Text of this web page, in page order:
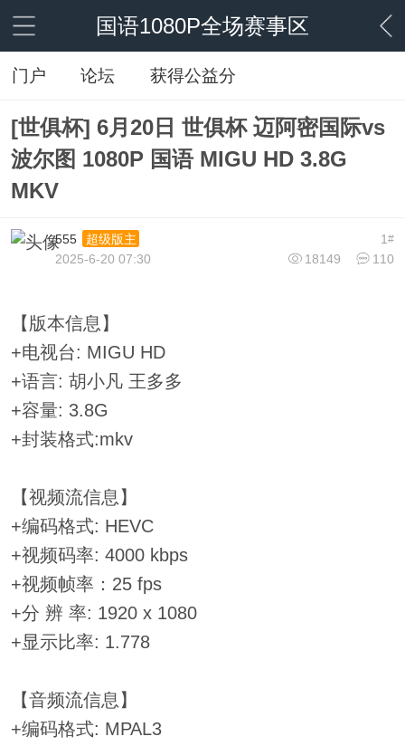
国语1080P全场赛事区
门户 论坛 获得公益分
[世俱杯] 6月20日 世俱杯 迈阿密国际vs
波尔图 1080P 国语 MIGU HD 3.8G
MKV
1#
555
超级版主
18149
110
2025-6-20 07:30
【版本信息】
+电视台: MIGU HD
+语言: 胡小凡 王多多
+容量: 3.8G
+封装格式:mkv
【视频流信息】
+编码格式: HEVC
+视频码率: 4000 kbps
+视频帧率：25 fps
+分 辨 率: 1920 x 1080
+显示比率: 1.778
【音频流信息】
+编码格式: MPAL3